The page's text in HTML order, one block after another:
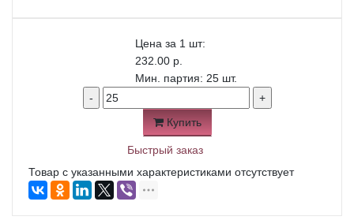
Цена за 1 шт:
232.00 р.
Мин. партия: 25 шт.
-
+
Купить
Быстрый заказ
Товар с указанными характеристиками отсутствует